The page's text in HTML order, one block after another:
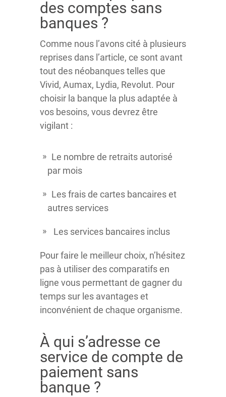
des comptes sans
banques ?
Comme nous l’avons cité à plusieurs
reprises dans l’article, ce sont avant
tout des néobanques telles que
Vivid, Aumax, Lydia, Revolut. Pour
choisir la banque la plus adaptée à
vos besoins, vous devrez être
vigilant :
Le nombre de retraits autorisé
par mois
Les frais de cartes bancaires et
autres services
Les services bancaires inclus
Pour faire le meilleur choix, n’hésitez
pas à utiliser des comparatifs en
ligne vous permettant de gagner du
temps sur les avantages et
inconvénient de chaque organisme.
À qui s’adresse ce
service de compte de
paiement sans
banque ?